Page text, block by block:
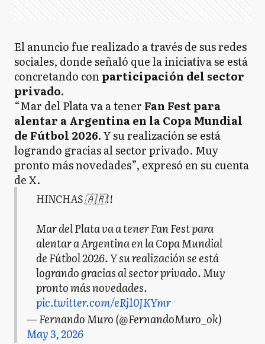
El anuncio fue realizado a través de sus redes
sociales, donde señaló que la iniciativa se está
concretando conparticipación del sector
privado.
“Mar del Plata va a tener Fan Fest para
alentar a Argentina en la Copa Mundial
de Fútbol 2026.Y su realización se está
logrando gracias al sector privado. Muy
pronto más novedades”, expresó en su cuenta
de X.
HINCHAS 🇦🇷!!
Mar del Plata va a tener Fan Fest para
alentar a Argentina en la Copa Mundial
de Fútbol 2026. Y su realización se está
logrando gracias al sector privado. Muy
pronto más novedades.
pic.twitter.com/eRj10JKYmr
— Fernando Muro (@FernandoMuro_ok)
May 3, 2026